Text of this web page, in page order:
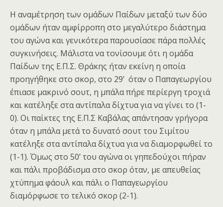
Η αναμέτρηση των ομάδων Παίδων μεταξύ των δύο
ομάδων ήταν αμφίρροπη στο μεγαλύτερο διάστημα
του αγώνα και γενικότερα παρουσίασε πάρα πολλές
συγκινήσεις. Μάλιστα να τονίσουμε ότι η ομάδα
Παίδων της Ε.Π.Σ. Θράκης ήταν εκείνη η οποία
προηγήθηκε στο σκορ, στο 29’ όταν ο Παπαγεωργίου
έπιασε μακρινό σουτ, η μπάλα πήρε περίεργη τροχιά
και κατέληξε στα αντίπαλα δίχτυα για να γίνει το (1-
0). Οι παίκτες της Ε.Π.Σ Καβάλας απάντησαν γρήγορα
όταν η μπάλα μετά το δυνατό σουτ του Σιμίτου
κατέληξε στα αντίπαλα δίχτυα για να διαμορφωθεί το
(1-1). Όμως στο 50’ του αγώνα οι γηπεδούχοι πήραν
και πάλι προβάδισμα στο σκορ όταν, με απευθείας
χτύπημα φάουλ και πάλι ο Παπαγεωργίου
διαμόρφωσε το τελικό σκορ (2-1).